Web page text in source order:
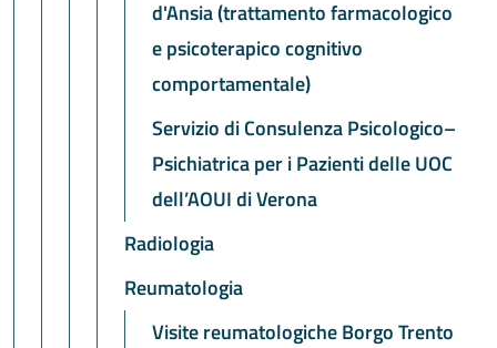
d'Ansia (trattamento farmacologico
e psicoterapico cognitivo
comportamentale)
Servizio di Consulenza Psicologico–
Psichiatrica per i Pazienti delle UOC
dell’AOUI di Verona
Radiologia
Reumatologia
Visite reumatologiche Borgo Trento